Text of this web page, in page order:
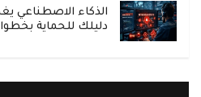
الذكاء الاصطناعي
دليلك للحماية